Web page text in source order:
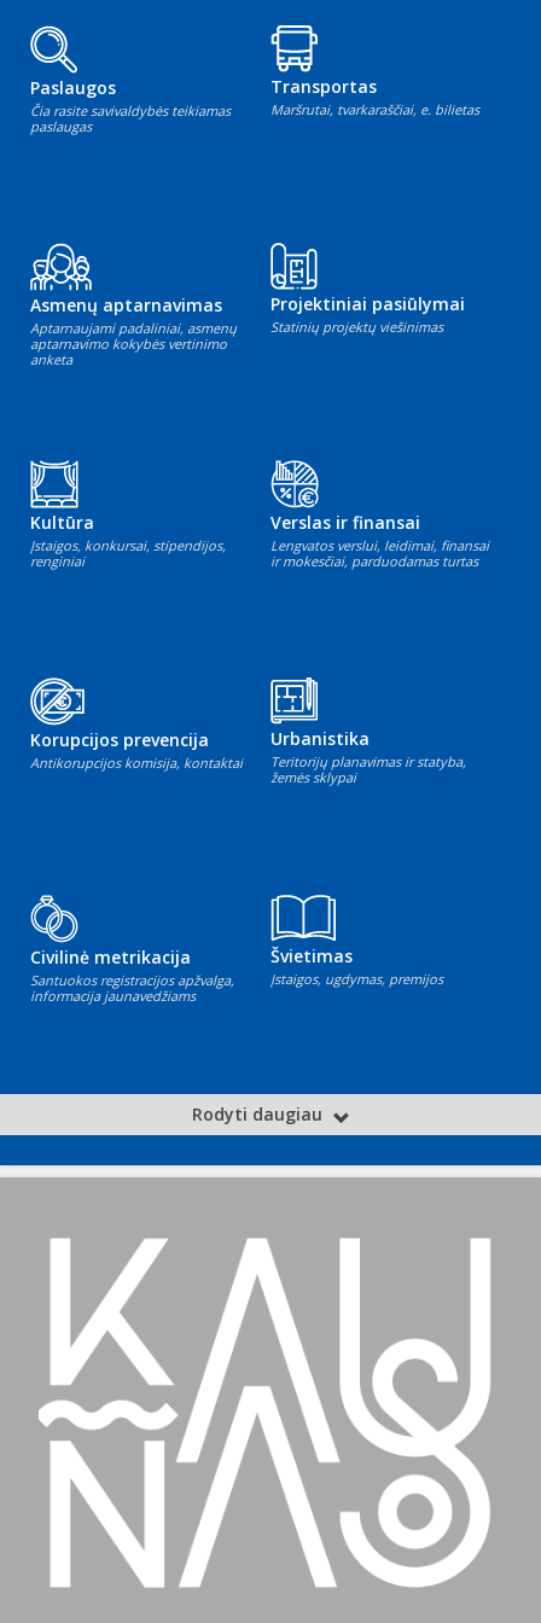
Paslaugos
Čia rasite savivaldybės teikiamas
paslaugas
Transportas
Maršrutai, tvarkaraščiai, e. bilietas
Asmenų aptarnavimas
Aptarnaujami padaliniai, asmenų
aptarnavimo kokybės vertinimo
anketa
Projektiniai pasiūlymai
Statinių projektų viešinimas
Kultūra
Įstaigos, konkursai, stipendijos,
renginiai
Verslas ir finansai
Lengvatos verslui, leidimai, finansai
ir mokesčiai, parduodamas turtas
Korupcijos prevencija
Antikorupcijos komisija, kontaktai
Urbanistika
Teritorijų planavimas ir statyba,
žemės sklypai
Civilinė metrikacija
Santuokos registracijos apžvalga,
informacija jaunavedžiams
Švietimas
Įstaigos, ugdymas, premijos
Rodyti daugiau